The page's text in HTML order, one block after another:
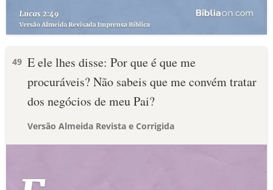
49 E ele lhes disse: Por que é que me
procuráveis? Não sabeis que me convém tratar
dos negócios de meu Pai?
Versão Almeida Revista e Corrigida